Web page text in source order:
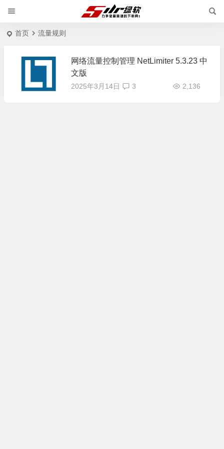
首页 流量规则
网络流量控制管理 NetLimiter 5.3.23 中
文版
2025年3月14日 2,136
3